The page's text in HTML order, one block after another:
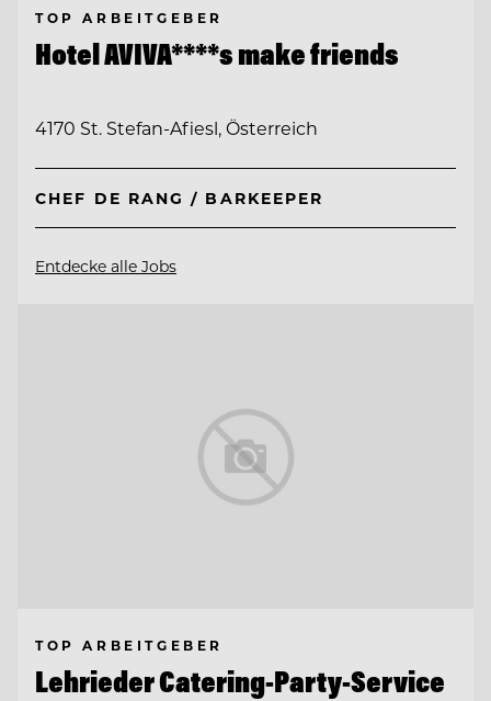
TOP ARBEITGEBER
Hotel AVIVA****s make friends
4170 St. Stefan-Afiesl, Österreich
CHEF DE RANG / BARKEEPER
Entdecke alle Jobs
TOP ARBEITGEBER
Lehrieder Catering-Party-Service